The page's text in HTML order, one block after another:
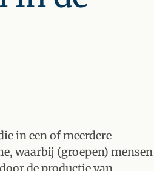
in een of meerdere
waarbij (groepen) mensen